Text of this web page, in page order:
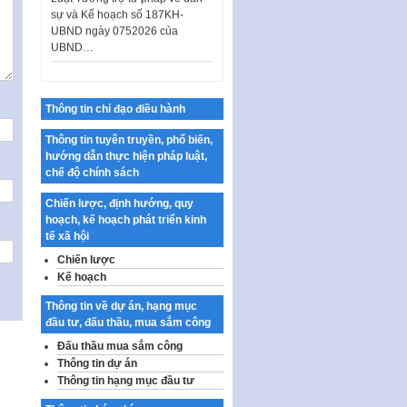
UBND ngày 0752026 của
UBND…
Ban hành Danh mục vị trí khai
Kế hoạch Tổ chức Cuộc thi
chính luận về bảo vệ nền tảng tư
tưởng của Đảng…
Công bố công khai dự toán kinh
phí xây dựng pháp luật, hoàn
thiện thể chế, chính…
Quy định về nghiên cứu, ứng
dụng khoa học, công nghệ, đổi
mới sáng tạo và chuyển…
Quy định chi tiết và hướng dẫn
thi hành một số điều của Luật Lý
lịch tư…
Sửa đổi, bổ sung một số nội
dung tại Nghị quyết số 30/NQ-
CP ngày 24 tháng 02…
Thông tin chỉ đạo điều hành
Thông tin tuyên truyền, phổ biến,
hướng dẫn thực hiện pháp luật,
chế độ chính sách
Chiến lược, định hướng, quy
hoạch, kế hoạch phát triển kinh
tế xã hội
Chiến lược
Kế hoạch
Thông tin về dự án, hạng mục
đầu tư, đấu thầu, mua sắm công
Đấu thầu mua sắm công
Thông tin dự án
Thông tin hạng mục đầu tư